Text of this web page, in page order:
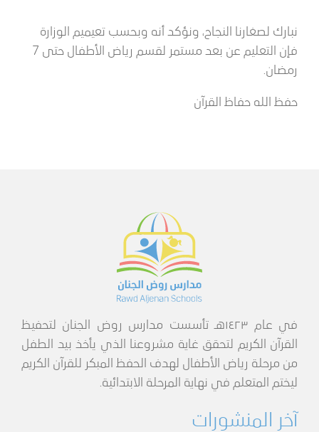
نبارك لصغارنا النجاح، ونؤكد أنه وبحسب تعيميم الوزارة
فإن التعليم عن بعد مستمر لقسم رياض الأطفال حتى 7
رمضان.
حفظ الله حفاظ القرآن
في عام ١٤٢٣هـ تأسست مدارس روض الجنان لتحفيظ
القرآن الكريم لتحقق غاية مشروعنا الذي يأخذ بيد الطفل
من مرحلة رياض الأطفال لهدف الحفظ المبكر للقرآن الكريم
ليختم المتعلم في نهاية المرحلة الابتدائية.
آخر المنشورات